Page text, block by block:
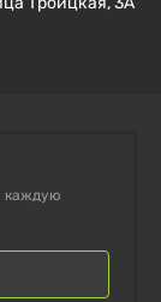
каждую